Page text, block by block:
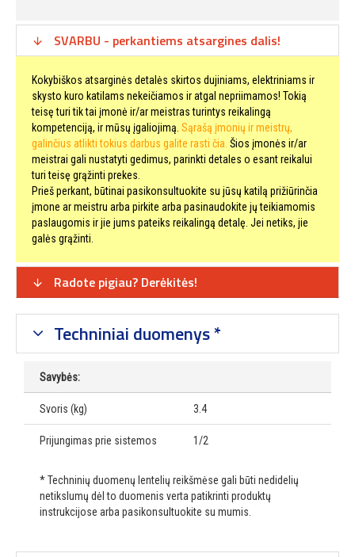
SVARBU - perkantiems atsargines dalis!
Kokybiškos atsarginės detalės skirtos dujiniams, elektriniams ir
skysto kuro katilams nekeičiamos ir atgal nepriimamos! Tokią
teisę turi tik tai įmonė ir/ar meistras turintys reikalingą
kompetenciją, ir mūsų įgaliojimą. Sąrašą įmonių ir meistrų,
galinčius atlikti tokius darbus galite rasti čia. Šios įmonės ir/ar
meistrai gali nustatyti gedimus, parinkti detales o esant reikalui
turi teisę grąžinti prekes.
Prieš perkant, būtinai pasikonsultuokite su jūsų katilą prižiūrinčia
įmone ar meistru arba pirkite arba pasinaudokite jų teikiamomis
paslaugomis ir jie jums pateiks reikalingą detalę. Jei netiks, jie
galės grąžinti.
Radote pigiau? Derėkitės!
Techniniai duomenys *
Savybės:
Svoris (kg) 3.4
Prijungimas prie sistemos 1/2
* Techninių duomenų lentelių reikšmėse gali būti nedidelių
netikslumų dėl to duomenis verta patikrinti produktų
instrukcijose arba pasikonsultuokite su mumis.